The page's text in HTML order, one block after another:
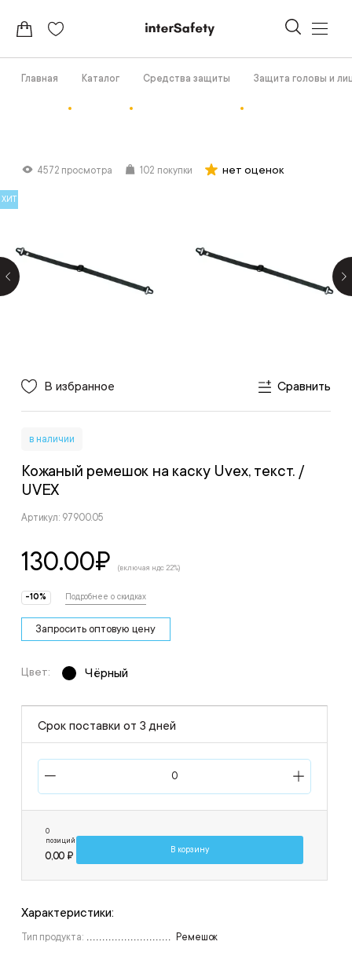
Главная Каталог Средства защиты Защита головы и
4572 просмотра 102 покупки нет оценок
ХИТ
В избранное Сравнить
в наличии
Кожаный ремешок на каску Uvex, текст. /
UVEX
Артикул: 97900.05
130.00₽ (включая ндс 22%)
-10% Подробнее о скидках
Запросить оптовую цену
Цвет: Чёрный
Срок поставки от 3 дней
0
позиций
0,00 ₽
В корзину
Характеристики:
Тип продукта: Ремешок